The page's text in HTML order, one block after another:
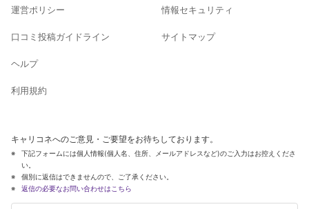
運営ポリシー
口コミ投稿ガイドライン
ヘルプ
利用規約
情報セキュリティ
サイトマップ
キャリコネへのご意見・ご要望をお待ちしております。
下記フォームには個人情報(個人名、住所、メールアドレスなど)のご入力はお控えくださ
い。
個別に返信はできませんので、ご了承ください。
返信の必要なお問い合わせはこちら